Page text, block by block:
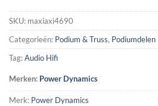
SKU: maxiaxi4690
Categorieën: Podium & Truss, Podiumdelen
Tag:Audio Hifi
Merken: Power Dynamics
Merk: Power Dynamics